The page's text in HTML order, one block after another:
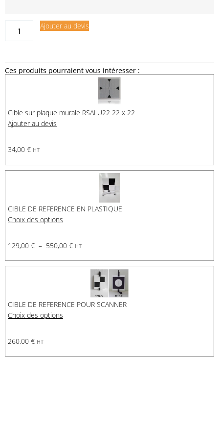
Ajouter au devis
Ces produits pourraient vous intéresser :
Cible sur plaque murale RSALU22 22 x 22
Ajouter au devis
34,00 € HT
CIBLE DE REFERENCE EN PLASTIQUE
Choix des options
129,00 € – 550,00 € HT
CIBLE DE REFERENCE POUR SCANNER
Choix des options
260,00 € HT